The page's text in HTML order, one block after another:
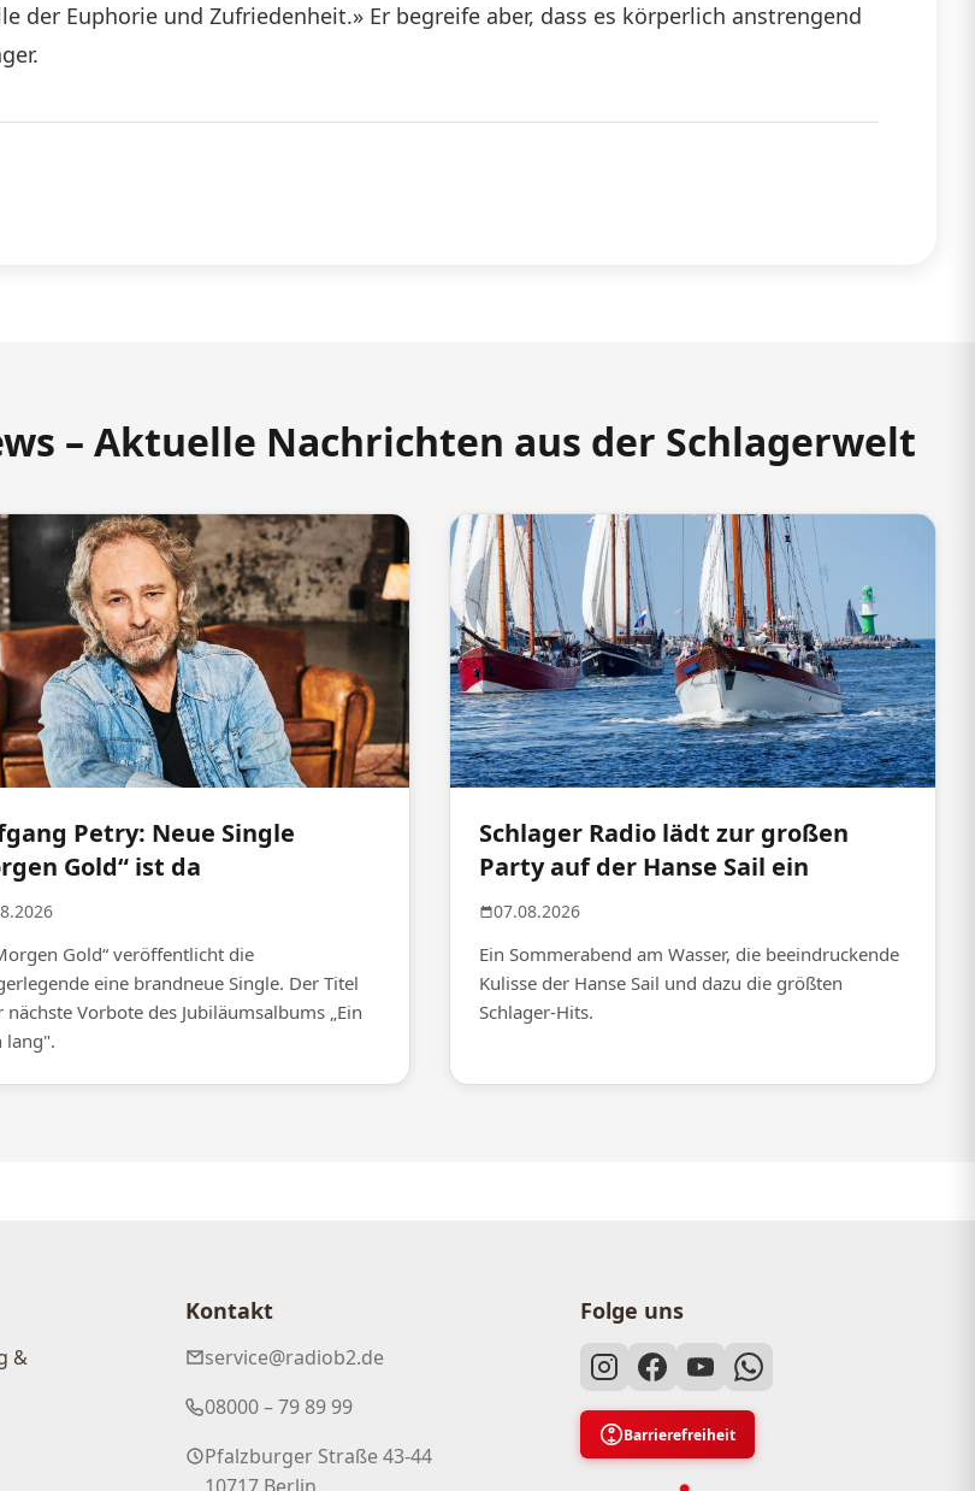
der Euphorie und Zufriedenheit.» Er begreife aber, dass es körperlich anstrengend
– Aktuelle Nachrichten aus der Schlagerwelt
Petry: Neue Single
Gold“ ist da
Gold“ veröffentlicht die
eine brandneue Single. Der Titel
nächste Vorbote des Jubiläumsalbums „Ein
lang".
Schlager Radio lädt zur großen
Party auf der Hanse Sail ein
07.08.2026
Ein Sommerabend am Wasser, die beeindruckende
Kulisse der Hanse Sail und dazu die größten
Schlager-Hits.
&
Kontakt
service@radiob2.de
08000 – 79 89 99
Pfalzburger Straße 43-44
Folge uns
Barrierefreiheit